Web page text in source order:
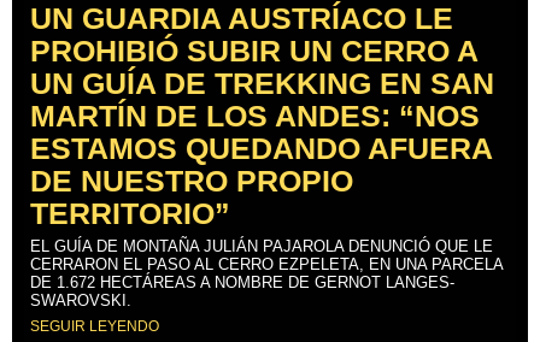
UN GUARDIA AUSTRÍACO LE
PROHIBIÓ SUBIR UN CERRO A
UN GUÍA DE TREKKING EN SAN
MARTÍN DE LOS ANDES: “NOS
ESTAMOS QUEDANDO AFUERA
DE NUESTRO PROPIO
TERRITORIO”
EL GUÍA DE MONTAÑA JULIÁN PAJAROLA DENUNCIÓ QUE LE
CERRARON EL PASO AL CERRO EZPELETA, EN UNA PARCELA
DE 1.672 HECTÁREAS A NOMBRE DE GERNOT LANGES-
SWAROVSKI.
SEGUIR LEYENDO